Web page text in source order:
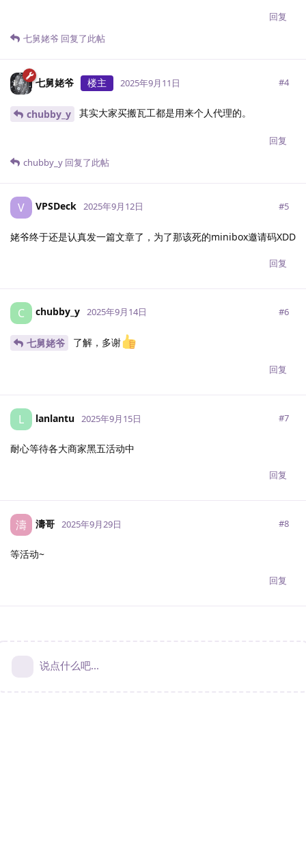
回复
七舅姥爷 回复了此帖
七舅姥爷 楼主 2025年9月11日 #4
chubby_y 其实大家买搬瓦工都是用来个人代理的。
回复
chubby_y 回复了此帖
V VPSDeck 2025年9月12日 #5
姥爷终于还是认真发一篇文章了，为了那该死的minibox邀请码XDD
回复
C chubby_y 2025年9月14日 #6
七舅姥爷 了解，多谢
回复
L lanlantu 2025年9月15日 #7
耐心等待各大商家黑五活动中
回复
濤 濤哥 2025年9月29日 #8
等活动~
回复
说点什么吧...